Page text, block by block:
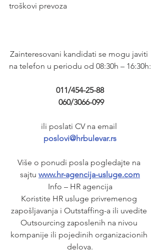
troškovi prevoza
Zainteresovani kandidati se mogu javiti
na telefon u periodu od 08:30h – 16:30h:
011/454-25-88
060/3066-099
ili poslati CV na email
poslovi@hrbulevar.rs
Više o ponudi posla pogledajte na
sajtu www.hr-agencija-usluge.com
Info – HR agencija
Koristite HR usluge privremenog
zapošljavanja i Outstaffing-a ili uvedite
Outsourcing zaposlenih na nivou
kompanije ili pojedinih organizacionih
delova.